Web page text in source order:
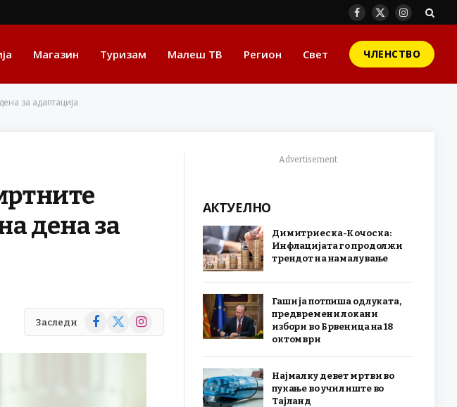
Facebook
X
Instagram
Магазин Туризам Малеш ТВ Регион Свет ЧЛЕНСТВО
за адаптација
дена за
Заследи Facebook
X
Instagram
Advertisement
АКТУЕЛНО
Димитриеска-Кочоска:
Инфлацијата го продолжи
трендот на намалување
Гаши ја потпиша одлуката,
предвремени локани
избори во Брвеница на 18
октомври
Најмалку девет мртви во
пукање во училиште во
Тајланд